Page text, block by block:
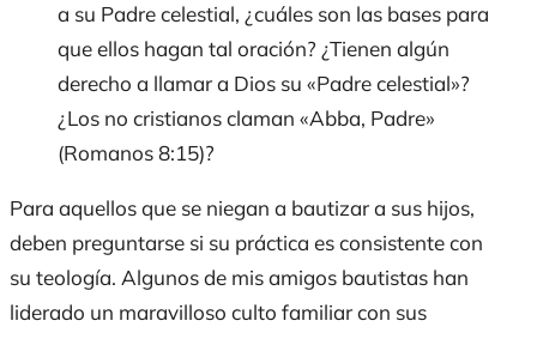
a su Padre celestial, ¿cuáles son las bases para
que ellos hagan tal oración? ¿Tienen algún
derecho a llamar a Dios su «Padre celestial»?
¿Los no cristianos claman «Abba, Padre»
(Romanos 8:15)?
Para aquellos que se niegan a bautizar a sus hijos,
deben preguntarse si su práctica es consistente con
su teología. Algunos de mis amigos bautistas han
liderado un maravilloso culto familiar con sus